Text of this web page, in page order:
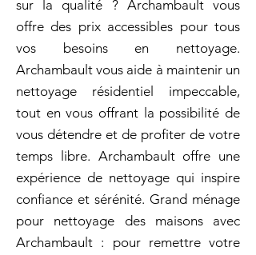
sur la qualité ? Archambault vous
offre des prix accessibles pour tous
vos besoins en nettoyage.
Archambault vous aide à maintenir un
nettoyage résidentiel impeccable,
tout en vous offrant la possibilité de
vous détendre et de profiter de votre
temps libre. Archambault offre une
expérience de nettoyage qui inspire
confiance et sérénité. Grand ménage
pour nettoyage des maisons avec
Archambault : pour remettre votre